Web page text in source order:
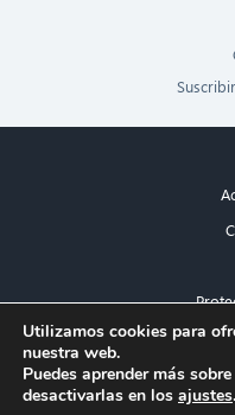
Utilizamos cookies para
nuestra web.
Puedes aprender más
desactivarlas en los ajustes.